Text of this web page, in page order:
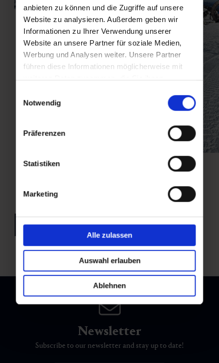
anbieten zu können und die Zugriffe auf unsere
Website zu analysieren. Außerdem geben wir
Informationen zu Ihrer Verwendung unserer
Website an unsere Partner für soziale Medien,
Werbung und Analysen weiter. Unsere Partner
führen diese Informationen möglicherweise mit
weiteren Daten zusammen, die Sie ihnen
Nutzung der Dienste gesammelt haben.
Notwendig
Präferenzen
Statistiken
Marketing
Alle zulassen
Auswahl erlauben
Ablehnen
back to overview
Newsletter
Subscribe to our newsletter and stay up to date!